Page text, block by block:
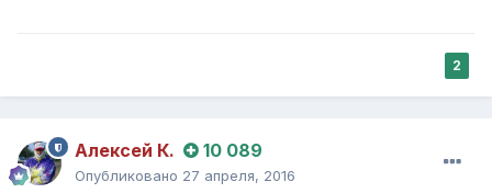
2
Алексей К. 10 089
Опубликовано 27 апреля, 2016